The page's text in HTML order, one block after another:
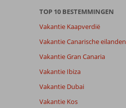
TOP 10 BESTEMMINGEN
Vakantie Kaapverdië
Vakantie Canarische eilanden
Vakantie Gran Canaria
Vakantie Ibiza
Vakantie Dubai
Vakantie Kos